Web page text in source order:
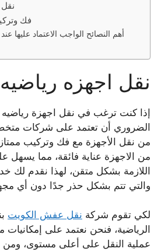
نقل
فك
أهم النصائح الواجب الاعتماد عليها
نقل اجهزه رياضيه
إذا كنت ترغب في نقل اجهزة
الضروري أن تعتمد على شركات
من نقل الأجهزة مع فك وتركيب
من الاجهزة عناية فائقة، مما يسهل
اللازمة بشكل متقن، لهذا نقدم لك
والتي تتم بشكل حذر جدًا دون أي
لكي تقوم شركة نقل عفش الكويت
الرياضية، فنحن نعتمد على
عملية النقل على أعلى مستوى، ومن